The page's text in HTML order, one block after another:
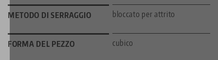
METODO DI SERRAGGIO bloccato per attrito
FORMA DEL PEZZO cubico